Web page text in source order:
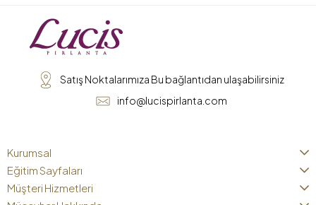
Satış Noktalarımıza Bu bağlantıdan ulaşabilirsiniz
info@lucispirlanta.com
Kurumsal
Eğitim Sayfaları
Müşteri Hizmetleri